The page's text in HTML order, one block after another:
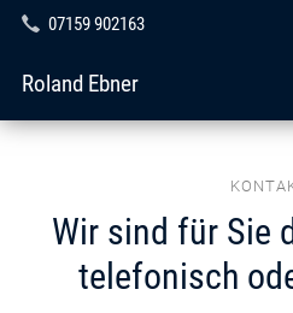
07159 902163
Roland Ebner
Wir sind für Sie
telefonisch